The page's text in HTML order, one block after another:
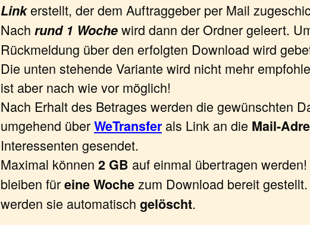
Linkerstellt, der dem Auftraggeber per Mail
Nach rund 1 Wochewird dann der Ordner geleert.
Rückmeldung über den erfolgten Download wird
Die unten stehende Variante wird nicht mehr
ist aber nach wie vor möglich!
Nach Erhalt des Betrages werden die gewünschten
umgehend überWeTransfer als Link an die Mail-
Interessenten gesendet.
Maximal können 2 GB auf einmal übertragen
bleiben füreine Wochezum Download bereit
werden sie automatisch gelöscht.